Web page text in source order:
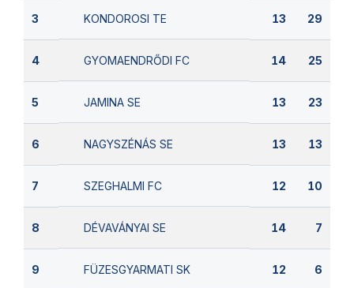
3 KONDOROSI TE 13 29
4 GYOMAENDRŐDI FC 14 25
5 JAMINA SE 13 23
6 NAGYSZÉNÁS SE 13 13
7 SZEGHALMI FC 12 10
8 DÉVAVÁNYAI SE 14 7
9 FÜZESGYARMATI SK 12 6